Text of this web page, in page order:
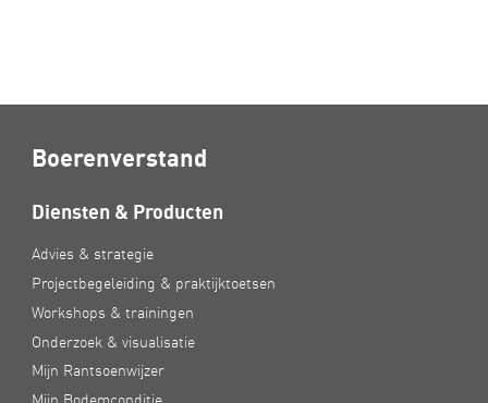
Boerenverstand
Diensten & Producten
Advies & strategie
Projectbegeleiding & praktijktoetsen
Workshops & trainingen
Onderzoek & visualisatie
Mijn Rantsoenwijzer